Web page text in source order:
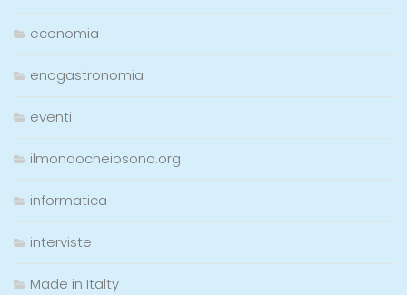
economia
enogastronomia
eventi
ilmondocheiosono.org
informatica
interviste
Made in Italty